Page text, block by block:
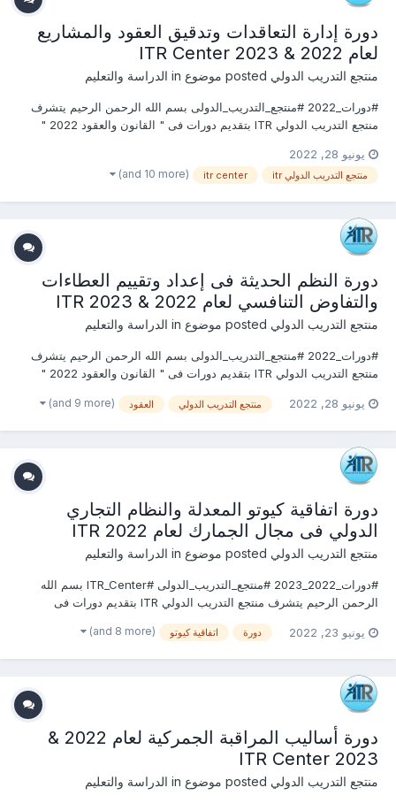
دورة إدارة التعاقدات وتدقيق العقود والمشاريع
لعام 2022 & 2023 ITR Center
منتجع التدريب الدولي الدراسة والتعليم
#دورات_2022 #منتجع_التدريب_الدولى بسم الله الرحمن الرحيم يتشرف
منتجع التدريب الدولي ITR بتقديم دورات فى " القانون والعقود 2022 "
الاستفسارعلى الدورة الان .................. أو ( للتواصل والإستفسار ومعرفة...
يونيو 28, 2022
منتجع التدريب الدولي itr itr center
(and 10 more)
دورة النظم الحديثة فى إعداد وتقييم العطاءات
والتفاوض التنافسي لعام 2022 & 2023 ITR
منتجع التدريب الدولي الدراسة والتعليم
#دورات_2022 #منتجع_التدريب_الدولى بسم الله الرحمن الرحيم يتشرف
منتجع التدريب الدولي ITR بتقديم دورات فى " القانون والعقود 2022 "
الاستفسارعلى الدورة الان .................. أو ( للتواصل والإستفسار ومعرفة...
يونيو 28, 2022 منتجع التدريب الدولي العقود (and 9 more)
دورة اتفاقية كيوتو المعدلة والنظام التجاري
الدولي فى مجال الجمارك لعام 2022 ITR
منتجع التدريب الدولي الدراسة والتعليم
#دورات_2022_2023 #منتجع_التدريب_الدولى #ITR_Center بسم الله
الرحمن الرحيم يتشرف منتجع التدريب الدولي ITR بتقديم دورات فى
يمكنكم التسجيل او الاستفسارعلى الدورة الان ......................... أو...
يونيو 23, 2022 دورة اتفاقية كيوتو (and 8 more)
دورة أساليب المراقبة الجمركية لعام 2022 &
2023 ITR Center
منتجع التدريب الدولي الدراسة والتعليم